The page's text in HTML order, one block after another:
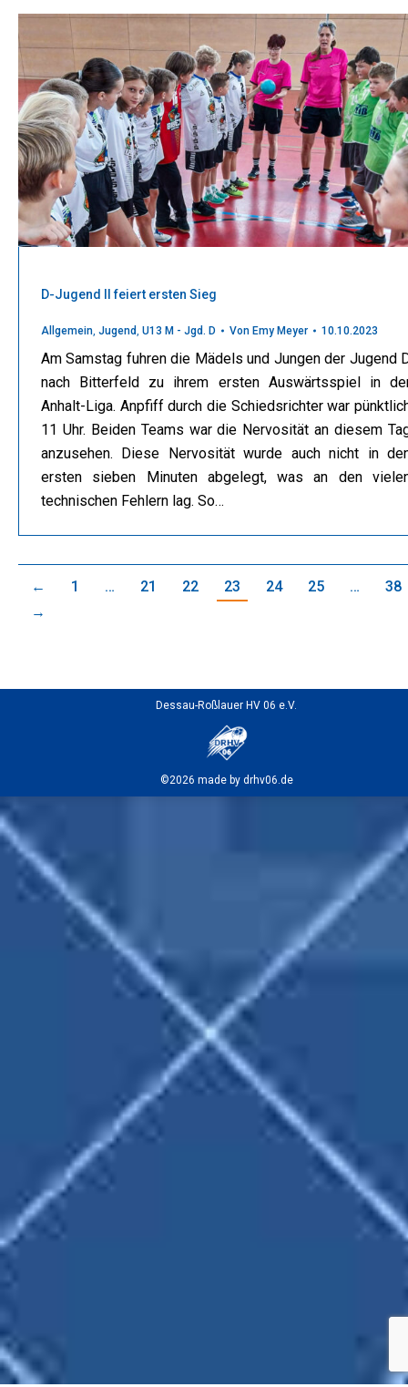
D-Jugend II feiert ersten Sieg
Allgemein, Jugend, U13 M - Jgd. D Von Emy Meyer 10.10.2023
Am Samstag fuhren die Mädels und Jungen der Jugend
nach Bitterfeld zu ihrem ersten Auswärtsspiel in
Anhalt-Liga. Anpfiff durch die Schiedsrichter war
11 Uhr. Beiden Teams war die Nervosität an diesem
anzusehen. Diese Nervosität wurde auch nicht in
ersten sieben Minuten abgelegt, was an den
technischen Fehlern lag. So…
← 1 … 21 22 23 24 25 …
38
→
Dessau-Roßlauer HV 06 e.V.
©2026 made by drhv06.de